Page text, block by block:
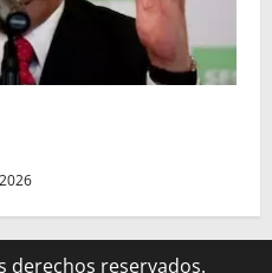
derechos reservados.